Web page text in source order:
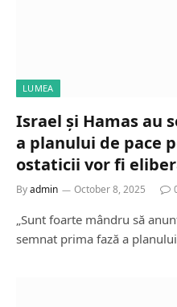
LUMEA
Israel și Hamas au
a planului de pace
ostaticii vor fi
Byadmin October 8, 2025
„Sunt foarte mândru să
semnat prima fază a